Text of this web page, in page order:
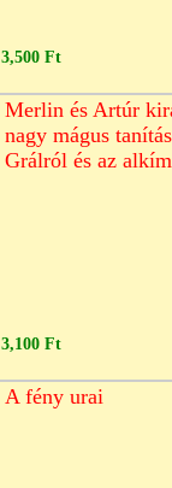
3,500 Ft
Merlin és Artúr
nagy mágus
Grálról és az
3,100 Ft
A fény urai